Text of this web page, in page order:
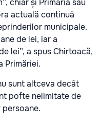
chiar și Primăria sau
actuală continuă
municipale.
de lei, iar a
lei”, a spus Chirtoacă,
Primăriei.
sunt altceva decât
pofte nelimitate de